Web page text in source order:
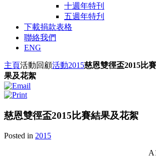
十週年特刊
五週年特刋
下載捐款表格
聯絡我們
ENG
主頁活動回顧活動2015慈恩雙徑盃2015比
果及花絮
慈恩雙徑盃2015比賽結果及花絮
Posted in 2015